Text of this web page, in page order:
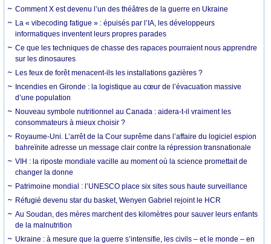
Comment X est devenu l’un des théâtres de la guerre en Ukraine
La « vibecoding fatigue » : épuisés par l’IA, les développeurs
informatiques inventent leurs propres parades
Ce que les techniques de chasse des rapaces pourraient nous apprendre
sur les dinosaures
Les feux de forêt menacent-ils les installations gazières ?
Incendies en Gironde : la logistique au cœur de l’évacuation massive
d’une population
Nouveau symbole nutritionnel au Canada : aidera-t-il vraiment les
consommateurs à mieux choisir ?
Royaume-Uni. L’arrêt de la Cour suprême dans l’affaire du logiciel espion
bahreïnite adresse un message clair contre la répression transnationale
VIH : la riposte mondiale vacille au moment où la science promettait de
changer la donne
Patrimoine mondial : l’UNESCO place six sites sous haute surveillance
Réfugié devenu star du basket, Wenyen Gabriel rejoint le HCR
Au Soudan, des mères marchent des kilomètres pour sauver leurs enfants
de la malnutrition
Ukraine : à mesure que la guerre s’intensifie, les civils – et le monde – en